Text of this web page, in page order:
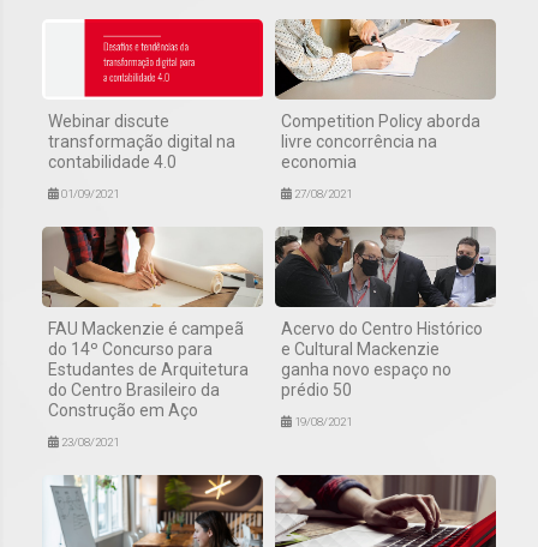
Webinar discute
transformação digital na
contabilidade 4.0
01/09/2021
Competition Policy aborda
livre concorrência na
economia
27/08/2021
FAU Mackenzie é campeã
do 14º Concurso para
Estudantes de Arquitetura
do Centro Brasileiro da
Construção em Aço
23/08/2021
Acervo do Centro Histórico
e Cultural Mackenzie
ganha novo espaço no
prédio 50
19/08/2021